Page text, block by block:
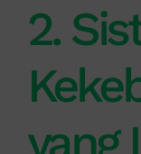
2.
yang